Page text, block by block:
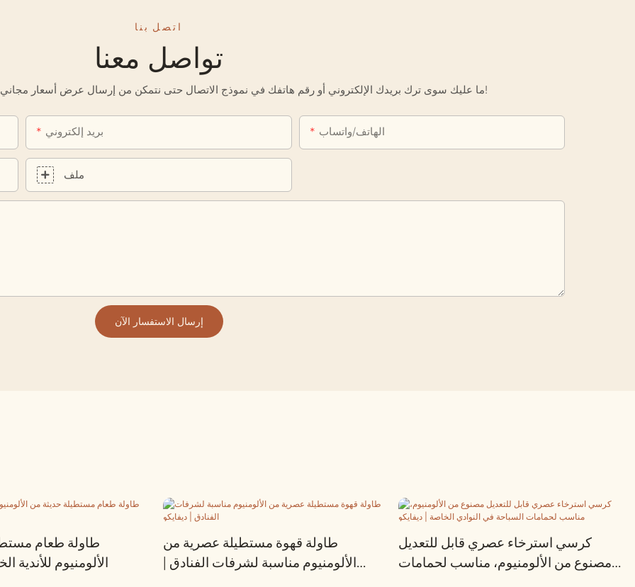
اتصل بنا
تواصل معنا
ما عليك سوى ترك بريدك الإلكتروني أو رقم هاتفك في نموذج الاتصال حتى نتمكن من إرسال عرض أسعار مجاني لك لمجموعة واسعة من التصاميم لدينا!
بريد إلكتروني الهاتف/واتساب
ملف
إرسال الاستفسار الآن
طاولة طعام
الألومنيوم للأندية
طاولة قهوة مستطيلة عصرية من
الألومنيوم مناسبة لشرفات الفنادق |
كرسي استرخاء عصري قابل للتعديل
مصنوع من الألومنيوم، مناسب لحمامات